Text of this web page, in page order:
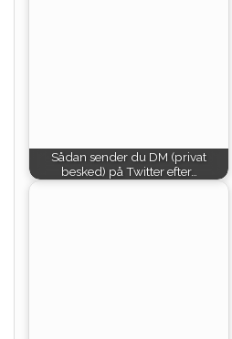
Sådan sender du DM (privat
besked) på Twitter efter…